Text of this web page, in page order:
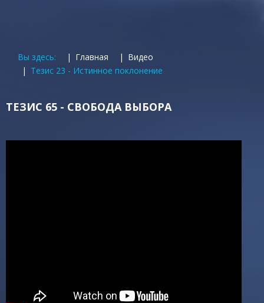
Вы здесь: Главная
Видео
Тезис 23 - Истинное поклонение
ТЕЗИС 65 - СВОБОДА ВЫБОРА